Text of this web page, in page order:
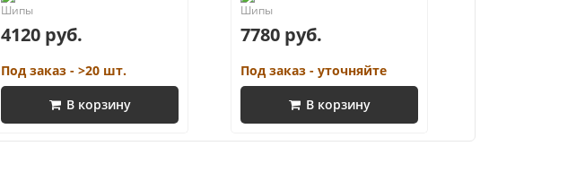
4120 руб.
Под заказ - >20 шт.
В корзину
7780 руб.
Под заказ - уточняйте
В корзину